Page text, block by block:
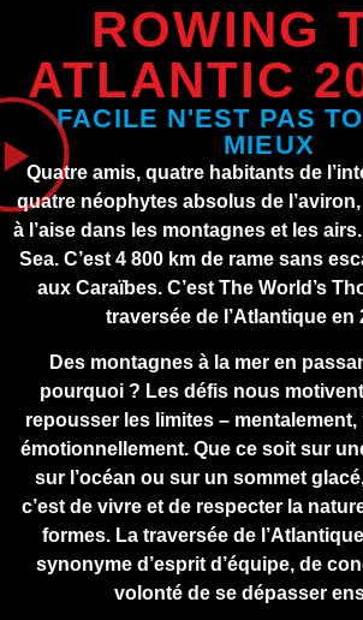
ROWING
ATLANTIC
FACILE N'EST PAS
MIEUX
Quatre amis, quatre habitants de
quatre néophytes absolus de
à l’aise dans les montagnes et les
Sea. C’est 4 800 km de rame sans
aux Caraïbes. C’est The World’s
traversée de l’Atlantique en
Des montagnes à la mer en
pourquoi ? Les défis nous
repousser les limites –
émotionnellement. Que ce soit sur
sur l’océan ou sur un sommet
c’est de vivre et de respecter la
formes. La traversée de
synonyme d’esprit d’équipe, de
volonté de se dépasser